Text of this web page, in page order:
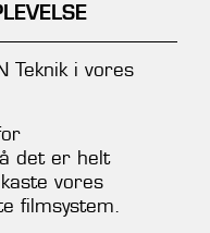
Teknik i vores
det er helt
vores
filmsystem.